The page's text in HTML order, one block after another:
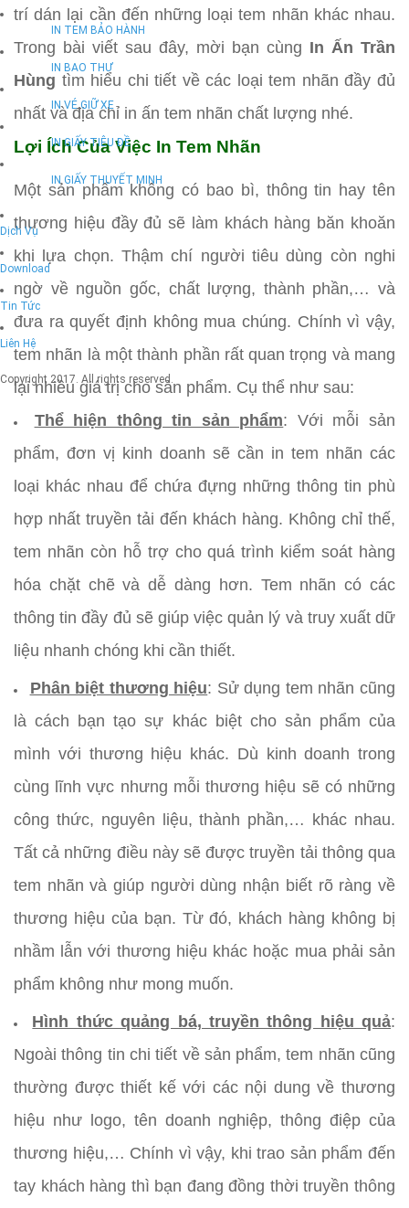
IN TEM BẢO HÀNH
IN BAO THƯ
IN VÉ GIỮ XE
IN GIẤY TIÊU ĐỀ
IN GIẤY THUYẾT MINH
Dịch Vụ
Download
Tin Tức
Liên Hệ
Copyright 2017. All rights reserved.
trí dán lại cần đến những loại tem nhãn khác nhau.
Trong bài viết sau đây, mời bạn cùng In Ấn Trần
Hùng tìm hiểu chi tiết về các loại tem nhãn đầy đủ
nhất và địa chỉ in ấn tem nhãn chất lượng nhé.
Lợi Ích Của Việc In Tem Nhãn
Một sản phẩm không có bao bì, thông tin hay tên
thương hiệu đầy đủ sẽ làm khách hàng băn khoăn
khi lựa chọn. Thậm chí người tiêu dùng còn nghi
ngờ về nguồn gốc, chất lượng, thành phần,… và
đưa ra quyết định không mua chúng. Chính vì vậy,
tem nhãn là một thành phần rất quan trọng và mang
lại nhiều giá trị cho sản phẩm. Cụ thể như sau:
Thể hiện thông tin sản phẩm: Với mỗi sản
phẩm, đơn vị kinh doanh sẽ cần in tem nhãn các
loại khác nhau để chứa đựng những thông tin phù
hợp nhất truyền tải đến khách hàng. Không chỉ thế,
tem nhãn còn hỗ trợ cho quá trình kiểm soát hàng
hóa chặt chẽ và dễ dàng hơn. Tem nhãn có các
thông tin đầy đủ sẽ giúp việc quản lý và truy xuất dữ
liệu nhanh chóng khi cần thiết.
Phân biệt thương hiệu: Sử dụng tem nhãn cũng
là cách bạn tạo sự khác biệt cho sản phẩm của
mình với thương hiệu khác. Dù kinh doanh trong
cùng lĩnh vực nhưng mỗi thương hiệu sẽ có những
công thức, nguyên liệu, thành phần,… khác nhau.
Tất cả những điều này sẽ được truyền tải thông qua
tem nhãn và giúp người dùng nhận biết rõ ràng về
thương hiệu của bạn. Từ đó, khách hàng không bị
nhầm lẫn với thương hiệu khác hoặc mua phải sản
phẩm không như mong muốn.
Hình thức quảng bá, truyền thông hiệu quả:
Ngoài thông tin chi tiết về sản phẩm, tem nhãn cũng
thường được thiết kế với các nội dung về thương
hiệu như logo, tên doanh nghiệp, thông điệp của
thương hiệu,… Chính vì vậy, khi trao sản phẩm đến
tay khách hàng thì bạn đang đồng thời truyền thông